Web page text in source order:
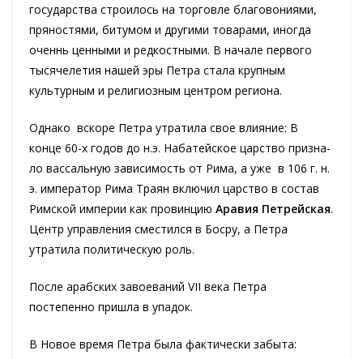
государства строилось на торговле благовониями,
пряностями, битумом и другими товарами, иногда
оченнь ценными и редкостными. В начале первого
тысячелетия нашей эры Петра стала крупным
культурным и религиозным центром региона.
Однако вскоре Петра утратила свое влияние: В
конце 60-х годов до н.э. Набатейское царство при­зна­
ло вас­саль­ную за­ви­си­мость от Ри­ма, а уже в 106 г. н.
э. император Рима Траян включил царство в состав
Римской империи как провинцию Аравия Петрейская.
Центр управления сместился в Босру, а Петра
утратила политическую роль.
После арабских завоеваний VII века Петра
постепенно пришла в упадок.
В Новое время Петра была фактически забыта: